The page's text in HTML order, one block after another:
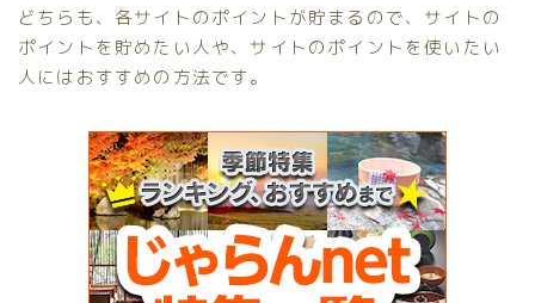
どちらも、各サイトのポイントが貯まるので、サイトの
ポイントを貯めたい人や、サイトのポイントを使いたい
人にはおすすめの方法です。